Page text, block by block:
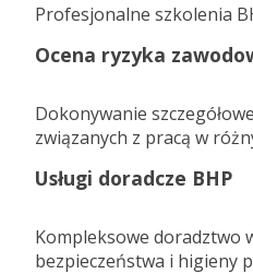
Profesjonalne szkolenia
Ocena ryzyka
Dokonywanie
związanych z pracą w
Usługi doradcze BHP
Kompleksowe doradztwo
bezpieczeństwa i higieny